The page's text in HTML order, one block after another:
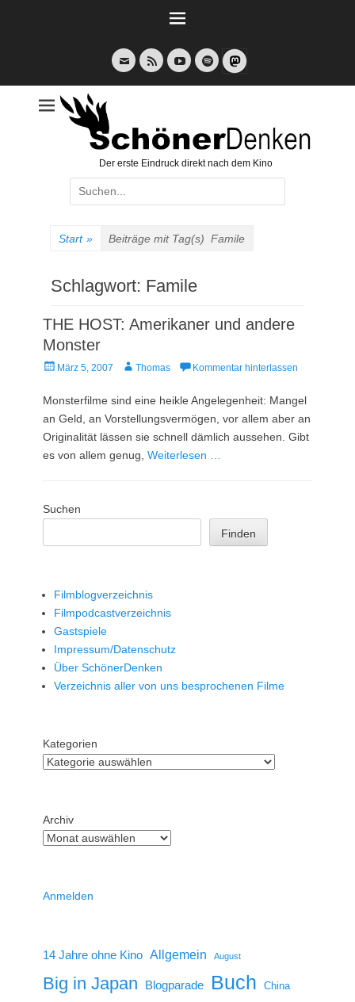
E-
Mail
Feed YouTubeSpotify
Der erste Eindruck direkt nach dem Kino
Suche
nach:
Start » Beiträge mit Tag(s) Famile
Schlagwort: Famile
THE HOST: Amerikaner und andere
Monster
Veröffentlicht
März 5, 2007 AutorThomas Kommentar hinterlassen
Monsterfilme sind eine heikle Angelegenheit: Mangel
an Geld, an Vorstellungsvermögen, vor allem aber an
Originalität lässen sie schnell dämlich aussehen. Gibt
es von allem genug, Weiterlesen …
Suchen
Finden
Filmblogverzeichnis
Filmpodcastverzeichnis
Gastspiele
Impressum/Datenschutz
Über SchönerDenken
Verzeichnis aller von uns besprochenen Filme
Kategorien
Archiv
Anmelden
14 Jahre ohne Kino Allgemein August
Big in Japan Blogparade Buch China